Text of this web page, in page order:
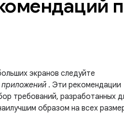
экранов следуйте
приложений . Эти рекомендации
требований, разработанных
образом на всех